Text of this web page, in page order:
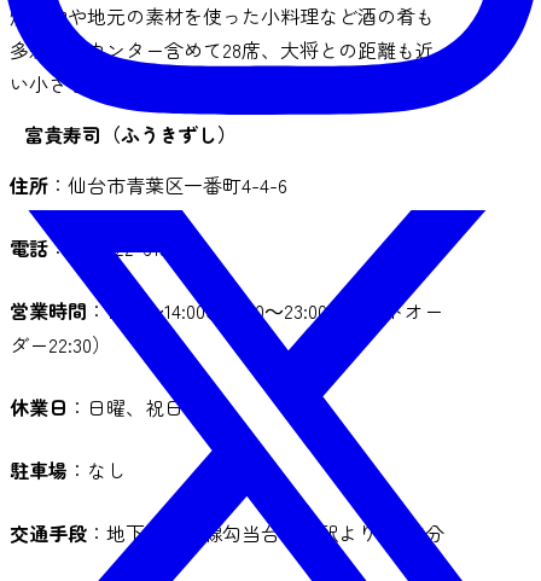
焼き物や地元の素材を使った小料理など酒の肴も
多彩。カウンター含めて28席、大将との距離も近
い小さな店内で温かくお客様をもてなします
富貴寿司（ふうきずし）
住所 ：仙台市青葉区一番町4-4-6
電話：022-222-6157
営業時間 ：11:30～14:00、17:00～23:00（ラストオー
ダー22:30）
休業日 ：日曜、祝日
駐車場 ：なし
交通手段 ：地下鉄南北線勾当台公園駅より徒歩5分